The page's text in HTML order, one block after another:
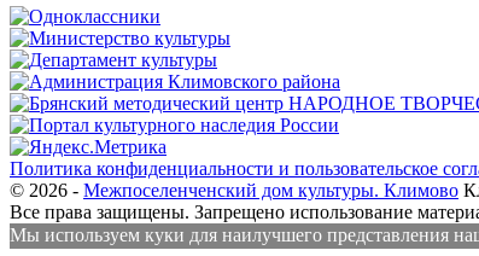
Политика конфиденциальности и пользовательское
© 2026 - Межпоселенченский дом культуры. Климово
Все права защищены. Запрещено использование
Мы используем куки для наилучшего представления